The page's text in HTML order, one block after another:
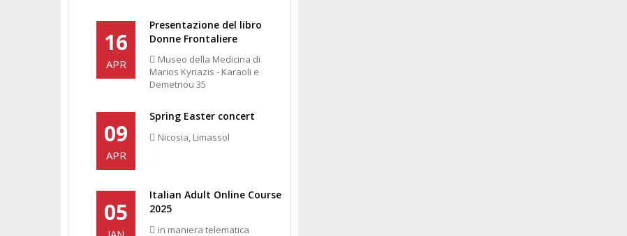
16
APR
Presentazione del libro
Donne Frontaliere
Museo della Medicina di
Marios Kyriazis - Karaoli e
Demetriou 35
09
APR
Spring Easter concert
Nicosia, Limassol
05
Italian Adult Online Course
2025
in maniera telematica